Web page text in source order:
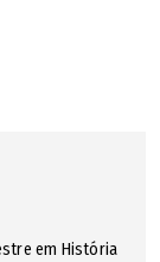
em História